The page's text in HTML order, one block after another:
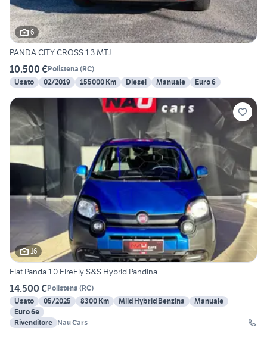
6
PANDA CITY CROSS 1.3 MTJ
10.500 €Polistena (RC)
Usato
02/2019 155000 Km Diesel Manuale Euro 6
16
Fiat Panda 1.0 FireFly S&S Hybrid Pandina
14.500 €Polistena (RC)
Usato
05/2025 8300 Km Mild Hybrid Benzina
Manuale
Euro 6e
Rivenditore Nau Cars